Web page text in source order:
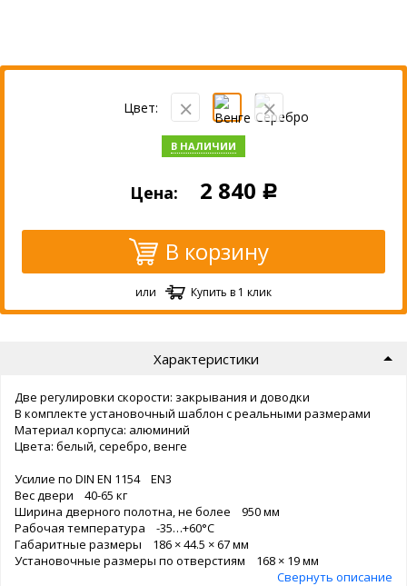
Цвет:
В НАЛИЧИИ
Цена: 2 840 Р
В корзину
или Купить в 1 клик
Характеристики
Две регулировки скорости: закрывания и доводки
В комплекте установочный шаблон с реальными размерами
Материал корпуса: алюминий
Цвета: белый, серебро, венге
Усилие по DIN EN 1154 EN3
Вес двери 40-65 кг
Ширина дверного полотна, не более 950 мм
Рабочая температура -35…+60°С
Габаритные размеры 186 × 44.5 × 67 мм
Установочные размеры по отверстиям 168 × 19 мм
Свернуть описание